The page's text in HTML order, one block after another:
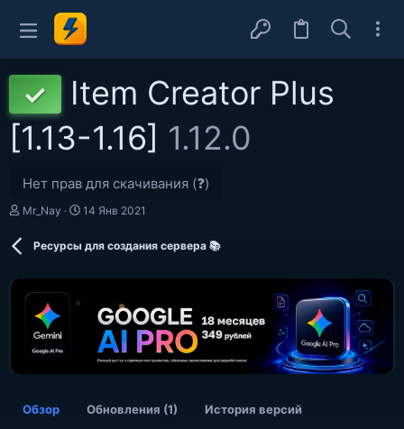
✓
Item Creator Plus
[1.13-1.16] 1.12.0
Нет прав для скачивания (❓)
А
Mr_Nay
Д
а
о
14 Янв 2021
Ресурсы для создания сервера 📚
Обзор Обновления (1) История версий